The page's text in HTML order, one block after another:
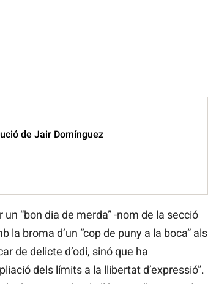
de Jair Domínguez
“bon dia de merda” -nom de la secció
la broma d’un “cop de puny a la boca” als
de delicte d’odi, sinó que ha
dels límits a la llibertat d’expressió”.